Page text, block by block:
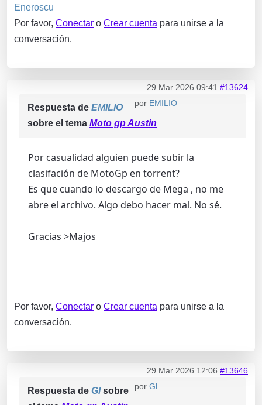
Eneroscu
Por favor, Conectar o Crear cuenta para unirse a la
conversación.
29 Mar 2026 09:41 #13624
por EMILIO
Respuesta de EMILIO
sobre el tema Moto gp Austin
Por casualidad alguien puede subir la
clasifación de MotoGp en torrent?
Es que cuando lo descargo de Mega , no me
abre el archivo. Algo debo hacer mal. No sé.
Gracias >Majos
Por favor, Conectar o Crear cuenta para unirse a la
conversación.
29 Mar 2026 12:06 #13646
por Gl
Respuesta de Glsobre